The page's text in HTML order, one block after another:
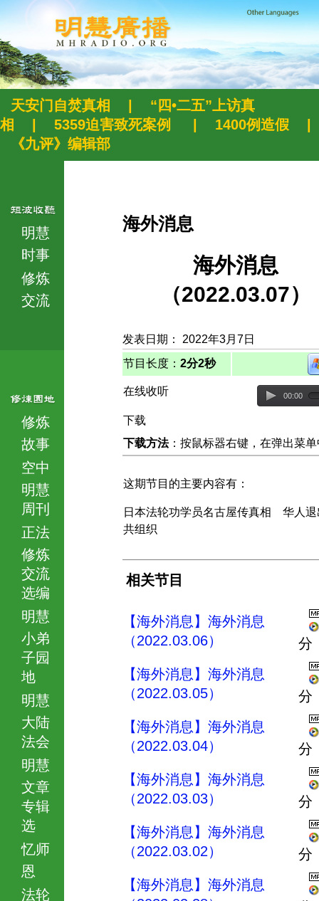
天安门自焚真相
“四•二五”上访真
相
5359迫害致死案例 1400例造假
《九评》编辑部
明慧
时事
修炼
交流
修炼
故事
空中
明慧
周刊
正法
修炼
交流
选编
明慧
小弟
子园
地
明慧
大陆
法会
明慧
文章
专辑
选
忆师
恩
法轮
海外消息
海外消息
（2022.03.07）
发表日期： 2022年3月7日
节目长度： 2分2秒
在线收听 00:00
下载
下载方法：按鼠标器右键，在弹出菜
这期节目的主要内容有：
日本法轮功学员名古屋传真相 华人退
共组织
相关节目
【海外消息】海外消息
（2022.03.06）
分
【海外消息】海外消息
（2022.03.05）
分
【海外消息】海外消息
（2022.03.04）
分
【海外消息】海外消息
（2022.03.03）
分
【海外消息】海外消息
（2022.03.02）
分
【海外消息】海外消息